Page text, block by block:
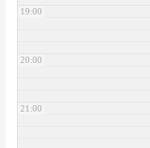
19:00
20:00
21:00